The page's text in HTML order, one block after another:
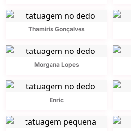
Thamiris Gonçalves
Morgana Lopes
Enric